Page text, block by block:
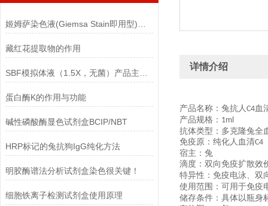
藏红花提取物的作用
蛋白酶K的作用与功能
碱性磷酸酶显色试剂盒BCIP/NBT
HRP标记的兔抗狗IgG纯化方法
明胶酶谱法分析试剂盒染色很关键！
细胞铁离子检测试剂盒使用原理
详情介绍
产品名称：兔抗人C4血
产品规格： 1ml
抗体类型：多克隆兔全
免疫原：纯化人血清C4
宿主：兔
滴度：双向免疫扩散效
特异性：免疫电泳、双
使用范围：可用于免疫
储存条件：具体以瓶身